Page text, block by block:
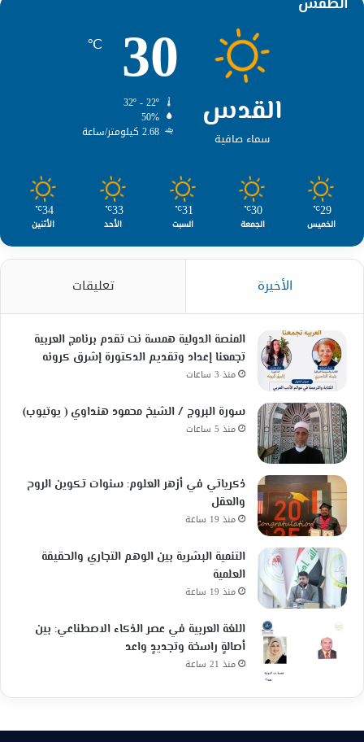
الطقس
القدس
سماء صافية
30
℃
50%
2.68 كيلومتر/ساعة
29
℃
الخميس
30
℃
الجمعة
31
℃
السبت
33
℃
الأحد
34
℃
الأثنين
الأخيرة تعليقات
المنصة الدولية همسة نت تقدم برنامج العربية
تجمعنا إعداد وتقديم الدكتورة إشرق كرونه
منذ 3 ساعات
سورة البروج / الشيخ محمود هنداوي ( يوتيوب)
منذ 5 ساعات
ذكرياتي في أزهر العلوم: سنوات تكوين الروح
والعقل
منذ 19 ساعة
التنمية البشرية بين الوهم التجاري والحقيقة
العلمية
منذ 19 ساعة
اللغة العربية في عصر الذكاء الاصطناعي: بين
أصالةٍ راسخة وتجديدٍ واعد
منذ 21 ساعة